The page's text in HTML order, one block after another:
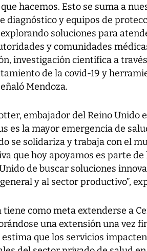
hacemos. Esto se suma a
diagnóstico y equipos de
soluciones para
y comunidades
investigación científica a
de la covid-19 y
Mendoza.
embajador del Reino Unido
es la mayor emergencia de
se solidariza y trabaja con el
que hoy apoyamos es parte
de buscar soluciones
y al sector productivo”,
tiene como meta extenderse a
una extensión una vez
estima que los servicios